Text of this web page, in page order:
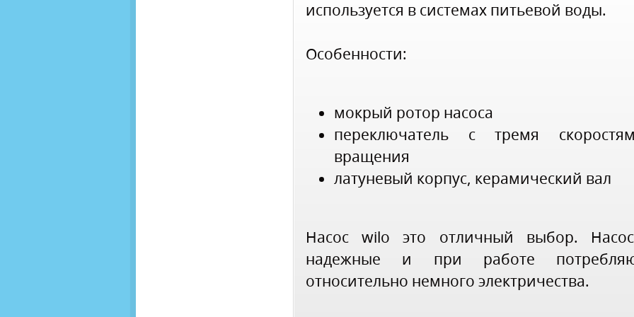
используется в системах питьевой воды.
Особенности:
мокрый ротор насоса
переключатель с тремя
вращения
латуневый корпус, керамический вал
Насос wilo это отличный выбор.
надежные и при работе
относительно немного электричества.